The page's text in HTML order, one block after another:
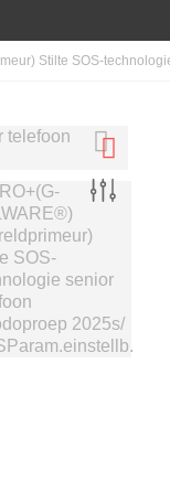
Stilte SOS-